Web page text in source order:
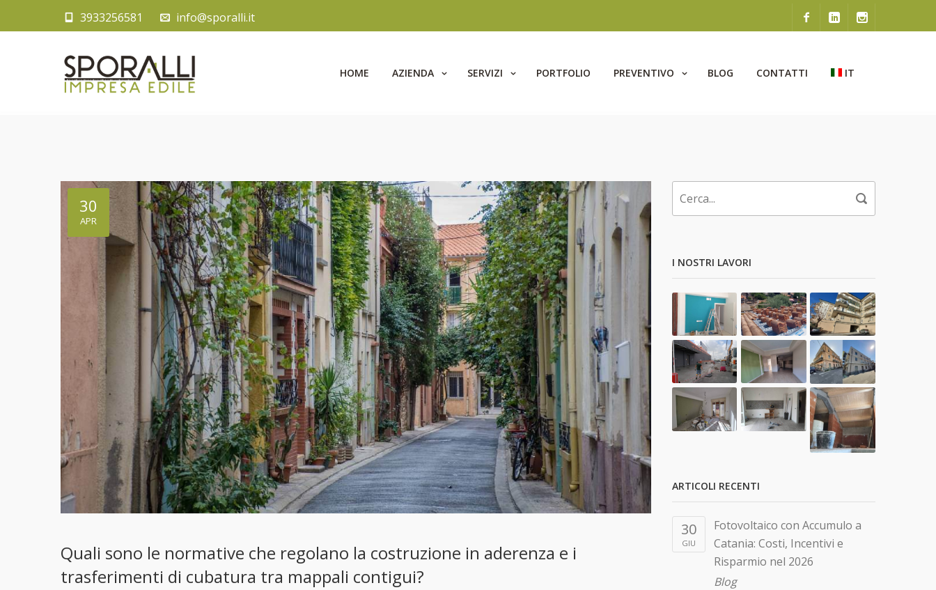
3933256581 info@sporalli.it
HOME AZIENDA SERVIZI PORTFOLIO PREVENTIVO BLOG CONTATTI IT
30
APR
Quali sono le normative che regolano la costruzione in aderenza e i
trasferimenti di cubatura tra mappali contigui?
I NOSTRI LAVORI
ARTICOLI RECENTI
30
GIU
Fotovoltaico con Accumulo a
Catania: Costi, Incentivi e
Risparmio nel 2026
Blog